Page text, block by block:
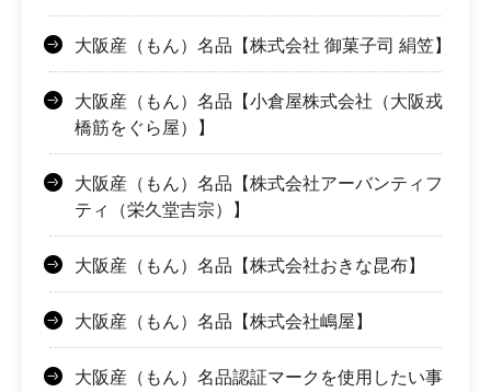
大阪産（もん）名品【株式会社 御菓子司 絹笠】
大阪産（もん）名品【小倉屋株式会社（大阪戎
橋筋をぐら屋）】
大阪産（もん）名品【株式会社アーバンティフ
ティ（栄久堂吉宗）】
大阪産（もん）名品【株式会社おきな昆布】
大阪産（もん）名品【株式会社嶋屋】
大阪産（もん）名品認証マークを使用したい事